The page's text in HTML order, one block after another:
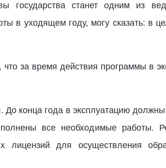
государства станет одним из
в уходящем году, могу сказать: в
за время действия программы в
До конца года в эксплуатацию
все необходимые работы.
лицензий для осуществления